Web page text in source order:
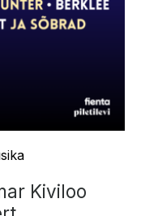
Kiviloo